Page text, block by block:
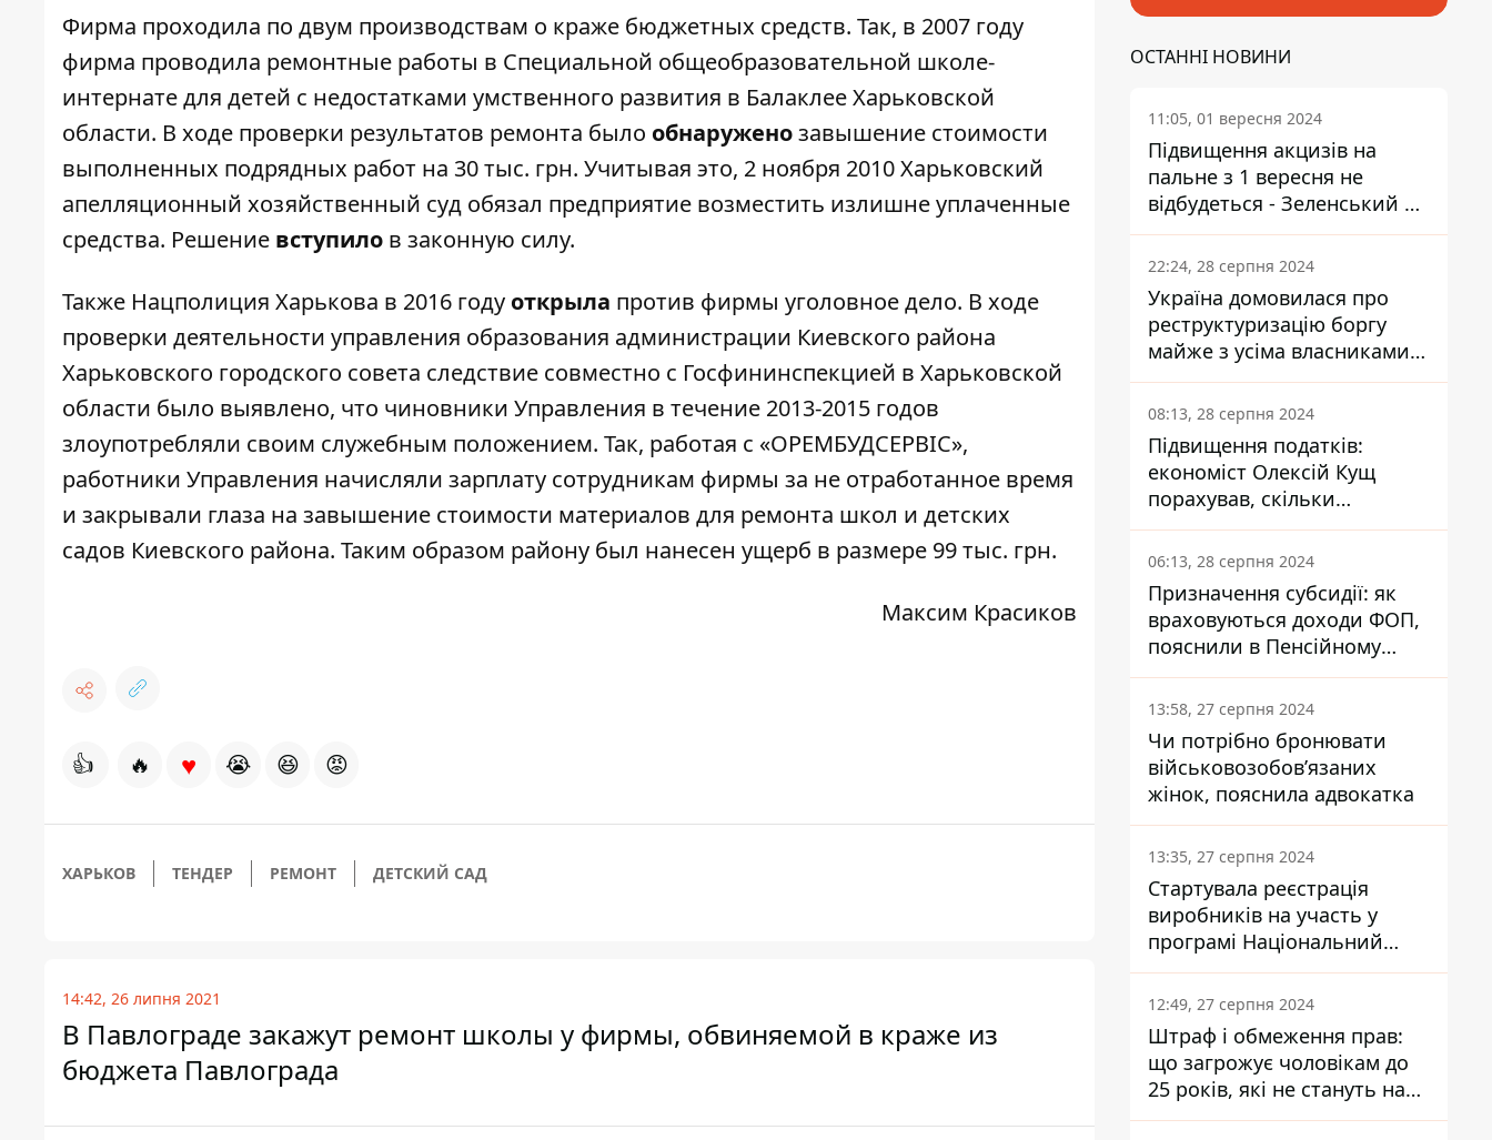
Фирма проходила по двум производствам о краже бюджетных средств. Так, в 2007 году
фирма проводила ремонтные работы в Специальной общеобразовательной школе-
интернате для детей с недостатками умственного развития в Балаклее Харьковской
области. В ходе проверки результатов ремонта было обнаруженозавышение стоимости
выполненных подрядных работ на 30 тыс. грн. Учитывая это, 2 ноября 2010 Харьковский
апелляционный хозяйственный суд обязал предприятие возместить излишне уплаченные
средства. Решение вступило в законную силу.
Также Нацполиция Харькова в 2016 году открыла против фирмы уголовное дело. В ходе
проверки деятельности управления образования администрации Киевского района
Харьковского городского совета следствие совместно с Госфининспекцией в Харьковской
области было выявлено, что чиновники Управления в течение 2013-2015 годов
злоупотребляли своим служебным положением. Так, работая с «ОРЕМБУДСЕРВІС»,
работники Управления начисляли зарплату сотрудникам фирмы за не отработанное время
и закрывали глаза на завышение стоимости материалов для ремонта школ и детских
садов Киевского района. Таким образом району был нанесен ущерб в размере 99 тыс. грн.
Максим Красиков
👍 🔥 ♥ 😭 😆 😡
ХАРЬКОВ ТЕНДЕР РЕМОНТ ДЕТСКИЙ САД
14:42, 26 липня 2021
В Павлограде закажут ремонт школы у фирмы, обвиняемой в краже из
бюджета Павлограда
ОСТАННІ НОВИНИ
11:05, 01 вересня 2024
Підвищення акцизів на
пальне з 1 вересня не
відбудеться - Зеленський не
підписав закон
22:24, 28 серпня 2024
Україна домовилася про
реструктуризацію боргу
майже з усіма власниками
єврооблігацій: що це
означає для країни
08:13, 28 серпня 2024
Підвищення податків:
економіст Олексій Кущ
порахував, скільки
заплатить кожен українець
06:13, 28 серпня 2024
Призначення субсидії: як
враховуються доходи ФОП,
пояснили в Пенсійному
фонді
13:58, 27 серпня 2024
Чи потрібно бронювати
військовозобов’язаних
жінок, пояснила адвокатка
13:35, 27 серпня 2024
Стартувала реєстрація
виробників на участь у
програмі Національний
кешбек: як це зробити
через портал Дія
12:49, 27 серпня 2024
Штраф і обмеження прав:
що загрожує чоловікам до
25 років, які не стануть на
військовий облік